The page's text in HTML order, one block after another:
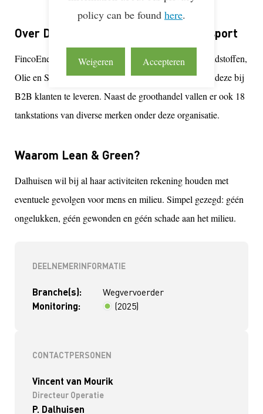
DEELNEMERINFORMATIE
Branche(s): Wegvervoerder
Monitoring:
< 2 jaar
(2025)
CONTACTPERSONEN
Vincent van Mourik
Directeur Operatie
P. Dalhuisen
Over Dalhuisen / FincoEnergies Transport
FincoEnergies – Dalhuisen is een groothandel in Brandstoffen,
Olie en Smeermiddelen met een eigen wagenpark om deze bij
B2B klanten te leveren. Naast de groothandel vallen er ook 18
tankstations van diverse merken onder deze organisatie.
Waarom Lean & Green?
Dalhuisen wil bij al haar activiteiten rekening houden met
eventuele gevolgen voor mens en milieu. Simpel gezegd: géén
ongelukken, géén gewonden en géén schade aan het milieu.
policy can be found here.
Weigeren Accepteren